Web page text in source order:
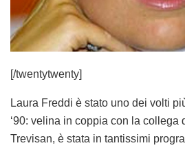
[/twentytwenty]
Laura Freddi è stato uno dei volti
‘90: velina in coppia con la collega
Trevisan, è stata in tantissimi